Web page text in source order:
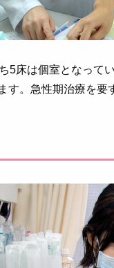
5床は個室となって
す。急性期治療を